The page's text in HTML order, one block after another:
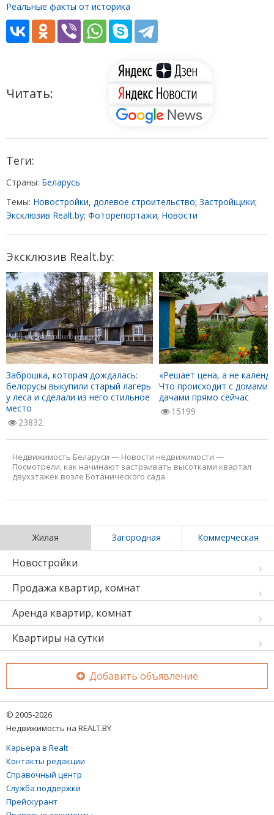
Реальные факты от историка
Читать:
Теги:
Страны: Беларусь
Темы: Новостройки, долевое строительство; Застройщики;
Эксклюзив Realt.by; Фоторепортажи; Новости
Эксклюзив Realt.by:
Заброшка, которая дождалась:
белорусы выкупили старый лагерь
у леса и сделали из него стильное
место
23832
«Решает цена, а не
Что происходит с домами
дачами прямо сейчас
15199
Недвижимость Беларуси — Новости недвижимости —
Посмотрели, как начинают застраивать высотками квартал
двухэтажек возле Ботанического сада
Жилая Загородная Коммерческая
Новостройки
Продажа квартир, комнат
Аренда квартир, комнат
Квартиры на сутки
Добавить объявление
© 2005-2026
Недвижимость на REALT.BY
Карьера в Realt
Контакты редакции
Справочный центр
Служба поддержки
Прейскурант